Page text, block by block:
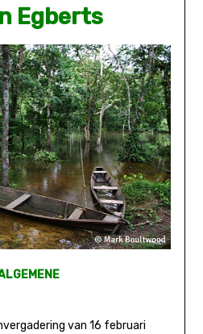
Egberts
van 16 februari